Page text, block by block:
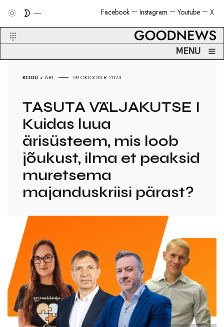
X
Youtube
Instagram
Facebook
MENU ≡
KODU >ÄRI 09.OKTOOBER 2023
TASUTA VÄLJAKUTSE I
Kuidas luua
ärisüsteem, mis loob
jõukust, ilma et peaksid
muretsema
majanduskriisi pärast?